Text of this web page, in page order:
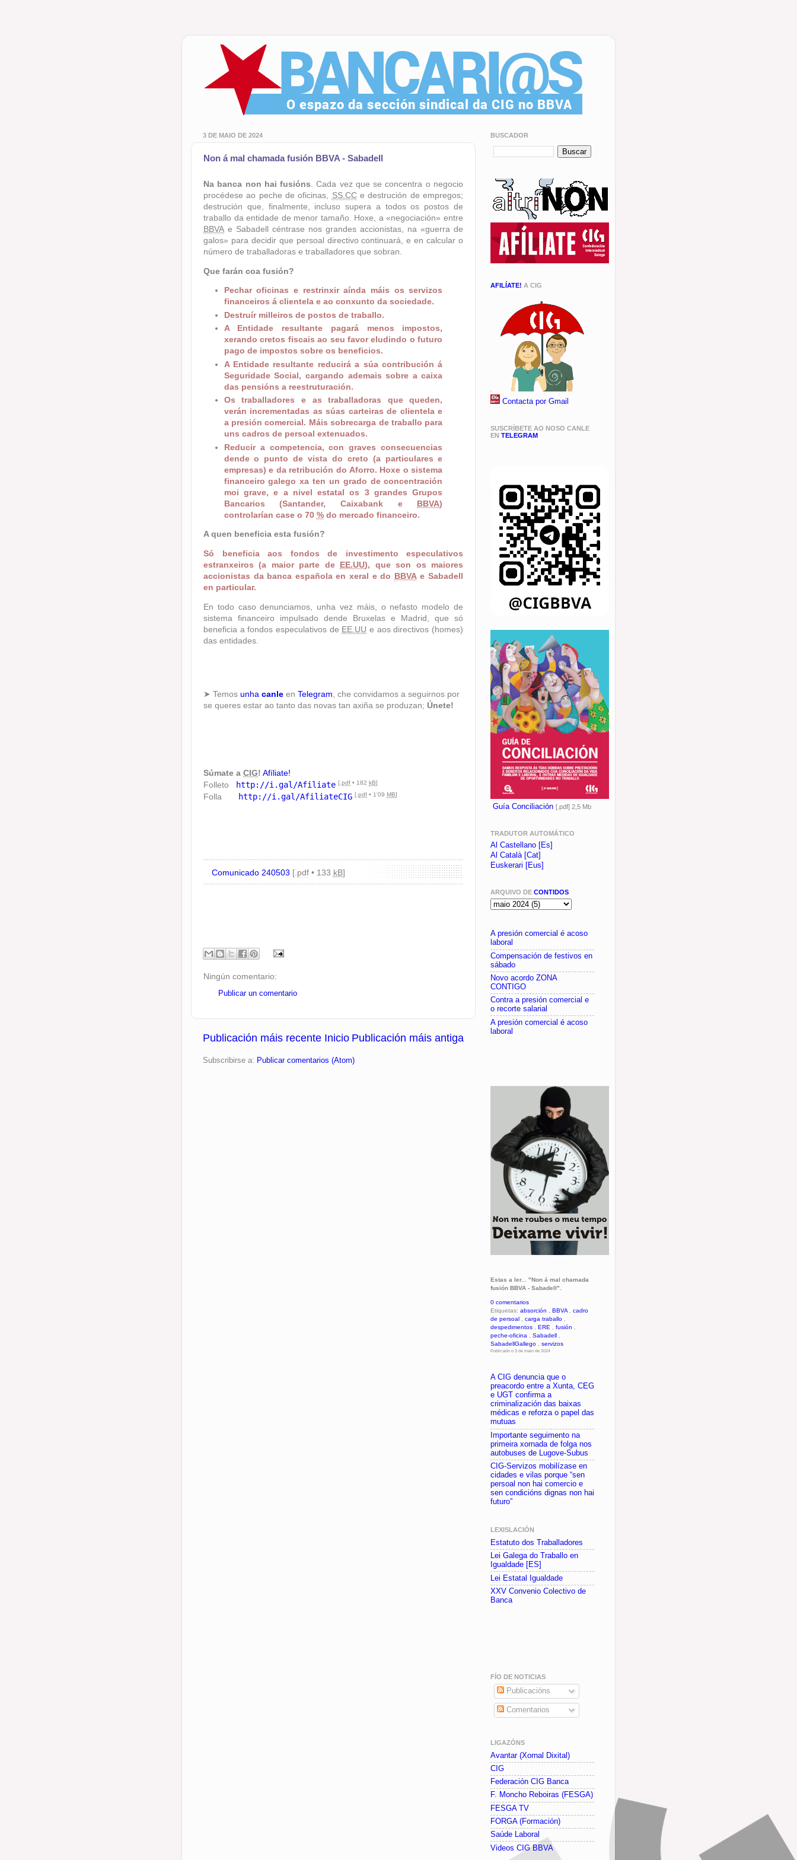
3 DE MAIO DE 2024
Non á mal chamada fusión BBVA - Sabadell
Na banca non hai fusións . Cada vez que se concentra o negocio
procédese ao peche de oficinas, SS.CCe destrución de empregos;
destrución que, finalmente, incluso supera a todos os postos de
traballo da entidade de menor tamaño. Hoxe, a «negociación» entre
BBVA e Sabadell céntrase nos grandes accionistas, na «guerra de
galos» para decidir que persoal directivo continuará, e en calcular o
número de traballadoras e traballadores que sobran.
Que farán coa fusión?
Pechar oficinas e restrinxir aínda máis os servizos
financeiros á clientela e ao conxunto da sociedade.
Destruír milleiros de postos de traballo.
A Entidade resultante pagará menos impostos,
xerando cretos fiscais ao seu favor eludindo o futuro
pago de impostos sobre os beneficios.
A Entidade resultante reducirá a súa contribución á
Seguridade Social, cargando ademais sobre a caixa
das pensións a reestruturación.
Os traballadores e as traballadoras que queden,
verán incrementadas as súas carteiras de clientela e
a presión comercial. Máis sobrecarga de traballo para
uns cadros de persoal extenuados.
Reducir a competencia, con graves consecuencias
dende o punto de vista do creto (a particulares e
empresas) e da retribución do Aforro. Hoxe o sistema
financeiro galego xa ten un grado de concentración
moi grave, e a nivel estatal os 3 grandes Grupos
Bancarios (Santander, Caixabank e BBVA)
controlarían case o 70 %do mercado financeiro.
A quen beneficia esta fusión?
Só beneficia aos fondos de investimento especulativos
estranxeiros (a maior parte de EE.UU), que son os maiores
accionistas da banca española en xeral e do BBVAe Sabadell
en particular.
En todo caso denunciamos, unha vez máis, o nefasto modelo de
sistema financeiro impulsado dende Bruxelas e Madrid, que só
beneficia a fondos especulativos de EE.UU e aos directivos (homes)
das entidades.
➤ Temos unha canle en Telegram , che convidamos a seguirnos por
se queres estar ao tanto das novas tan axiña se produzan; Únete!
Súmate a CIG! Afíliate!
Folleto
http://i.gal/Afiliate [. pdf • 182 kB]
Folla http://i.gal/AfiliateCIG [. pdf • 1'09 MB]
Comunicado 240503 [. pdf• 133 kB]
Ningún comentario:
Publicar un comentario
Publicación máis recente Publicación máis antiga
Inicio
Subscribirse a: Publicar comentarios (Atom)
BUSCADOR
AFILÍATE! A CIG
Contacta por Gmail
SUSCRÍBETE AO NOSO CANLE
EN TELEGRAM
Guía Conciliación [.pdf] 2,5 Mb
TRADUTOR AUTOMÁTICO
Al Castellano [Es]
Al Català [Cat]
Euskerari [Eus]
ARQUIVO DE CONTIDOS
A presión comercial é acoso
laboral
Compensación de festivos en
sábado
Novo acordo ZONA
CONTIGO
Contra a presión comercial e
o recorte salarial
A presión comercial é acoso
laboral
Estas a ler... "Non á mal chamada
fusión BBVA - Sabadell".
0 comentarios
Etiquetas: absorción , BBVA, cadro
de persoal , carga traballo ,
despedimentos , ERE , fusión ,
peche-oficina , Sabadell ,
SabadellGallego , servizos
Publicado o 3 de maio de 2024
A CIG denuncia que o
preacordo entre a Xunta, CEG
e UGT confirma a
criminalización das baixas
médicas e reforza o papel das
mutuas
Importante seguimento na
primeira xornada de folga nos
autobuses de Lugove-Subus
CIG-Servizos mobilízase en
cidades e vilas porque “sen
persoal non hai comercio e
sen condicións dignas non hai
futuro”
LEXISLACIÓN
Estatuto dos Traballadores
Lei Galega do Traballo en
Igualdade [ES]
Lei Estatal Igualdade
XXV Convenio Colectivo de
Banca
FÍO DE NOTICIAS
Publicacións
Comentarios
LIGAZÓNS
Avantar (Xornal Dixital)
CIG
Federación CIG Banca
F. Moncho Reboiras (FESGA)
FESGA TV
FORGA (Formación)
Saúde Laboral
Videos CIG BBVA